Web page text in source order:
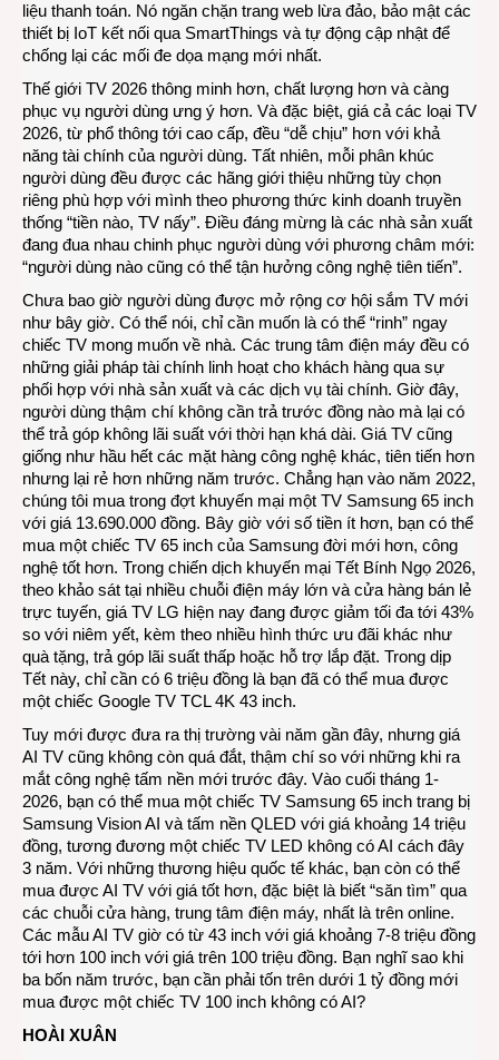
liệu thanh toán. Nó ngăn chặn trang web lừa đảo, bảo mật các
thiết bị IoT kết nối qua SmartThings và tự động cập nhật để
chống lại các mối đe dọa mạng mới nhất.
Thế giới TV 2026 thông minh hơn, chất lượng hơn và càng
phục vụ người dùng ưng ý hơn. Và đặc biệt, giá cả các loại TV
2026, từ phổ thông tới cao cấp, đều “dễ chịu” hơn với khả
năng tài chính của người dùng. Tất nhiên, mỗi phân khúc
người dùng đều được các hãng giới thiệu những tùy chọn
riêng phù hợp với mình theo phương thức kinh doanh truyền
thống “tiền nào, TV nấy”. Điều đáng mừng là các nhà sản xuất
đang đua nhau chinh phục người dùng với phương châm mới:
“người dùng nào cũng có thể tận hưởng công nghệ tiên tiến”.
Chưa bao giờ người dùng được mở rộng cơ hội sắm TV mới
như bây giờ. Có thể nói, chỉ cần muốn là có thể “rinh” ngay
chiếc TV mong muốn về nhà. Các trung tâm điện máy đều có
những giải pháp tài chính linh hoạt cho khách hàng qua sự
phối hợp với nhà sản xuất và các dịch vụ tài chính. Giờ đây,
người dùng thậm chí không cần trả trước đồng nào mà lại có
thể trả góp không lãi suất với thời hạn khá dài. Giá TV cũng
giống như hầu hết các mặt hàng công nghệ khác, tiên tiến hơn
nhưng lại rẻ hơn những năm trước. Chẳng hạn vào năm 2022,
chúng tôi mua trong đợt khuyến mại một TV Samsung 65 inch
với giá 13.690.000 đồng. Bây giờ với số tiền ít hơn, bạn có thể
mua một chiếc TV 65 inch của Samsung đời mới hơn, công
nghệ tốt hơn. Trong chiến dịch khuyến mại Tết Bính Ngọ 2026,
theo khảo sát tại nhiều chuỗi điện máy lớn và cửa hàng bán lẻ
trực tuyến, giá TV LG hiện nay đang được giảm tối đa tới 43%
so với niêm yết, kèm theo nhiều hình thức ưu đãi khác như
quà tặng, trả góp lãi suất thấp hoặc hỗ trợ lắp đặt. Trong dịp
Tết này, chỉ cần có 6 triệu đồng là bạn đã có thể mua được
một chiếc Google TV TCL 4K 43 inch.
Tuy mới được đưa ra thị trường vài năm gần đây, nhưng giá
AI TV cũng không còn quá đắt, thậm chí so với những khi ra
mắt công nghệ tấm nền mới trước đây. Vào cuối tháng 1-
2026, bạn có thể mua một chiếc TV Samsung 65 inch trang bị
Samsung Vision AI và tấm nền QLED với giá khoảng 14 triệu
đồng, tương đương một chiếc TV LED không có AI cách đây
3 năm. Với những thương hiệu quốc tế khác, bạn còn có thể
mua được AI TV với giá tốt hơn, đặc biệt là biết “săn tìm” qua
các chuỗi cửa hàng, trung tâm điện máy, nhất là trên online.
Các mẫu AI TV giờ có từ 43 inch với giá khoảng 7-8 triệu đồng
tới hơn 100 inch với giá trên 100 triệu đồng. Bạn nghĩ sao khi
ba bốn năm trước, bạn cần phải tốn trên dưới 1 tỷ đồng mới
mua được một chiếc TV 100 inch không có AI?
HOÀI XUÂN